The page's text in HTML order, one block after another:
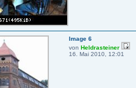
Image 6
von Heldrasteiner
16. Mai 2010, 12:01